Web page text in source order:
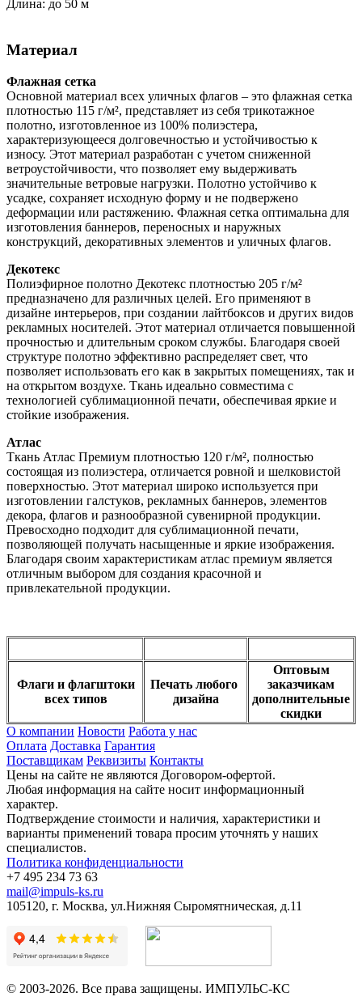
Длина: до 50 м
Материал
Флажная сетка
Основной материал всех уличных флагов – это флажная сетка
плотностью 115 г/м², представляет из себя трикотажное
полотно, изготовленное из 100% полиэстера,
характеризующееся долговечностью и устойчивостью к
износу. Этот материал разработан с учетом сниженной
ветроустойчивости, что позволяет ему выдерживать
значительные ветровые нагрузки. Полотно устойчиво к
усадке, сохраняет исходную форму и не подвержено
деформации или растяжению. Флажная сетка оптимальна для
изготовления баннеров, переносных и наружных
конструкций, декоративных элементов и уличных флагов.
Декотекс
Полиэфирное полотно Декотекс плотностью 205 г/м²
предназначено для различных целей. Его применяют в
дизайне интерьеров, при создании лайтбоксов и других видов
рекламных носителей. Этот материал отличается повышенной
прочностью и длительным сроком службы. Благодаря своей
структуре полотно эффективно распределяет свет, что
позволяет использовать его как в закрытых помещениях, так и
на открытом воздухе. Ткань идеально совместима с
технологией сублимационной печати, обеспечивая яркие и
стойкие изображения.
Атлас
Ткань Атлас Премиум плотностью 120 г/м², полностью
состоящая из полиэстера, отличается ровной и шелковистой
поверхностью. Этот материал широко используется при
изготовлении галстуков, рекламных баннеров, элементов
декора, флагов и разнообразной сувенирной продукции.
Превосходно подходит для сублимационной печати,
позволяющей получать насыщенные и яркие изображения.
Благодаря своим характеристикам атлас премиум является
отличным выбором для создания красочной и
привлекательной продукции.
Флаги и флагштоки
всех типов
Печать любого
дизайна
Оптовым
заказчикам
дополнительные
скидки
О компании Новости Работа у нас
Оплата Доставка Гарантия
Поставщикам Реквизиты Контакты
Цены на сайте не являются Договором-офертой.
Любая информация на сайте носит информационный
характер.
Подтверждение стоимости и наличия, характеристики и
варианты применений товара просим уточнять у наших
специалистов.
Политика конфиденциальности
+7 495 234 73 63
mail@impuls-ks.ru
105120, г. Москва, ул.Нижняя Сыромятническая, д.11
© 2003-2026. Все права защищены. ИМПУЛЬС-КС